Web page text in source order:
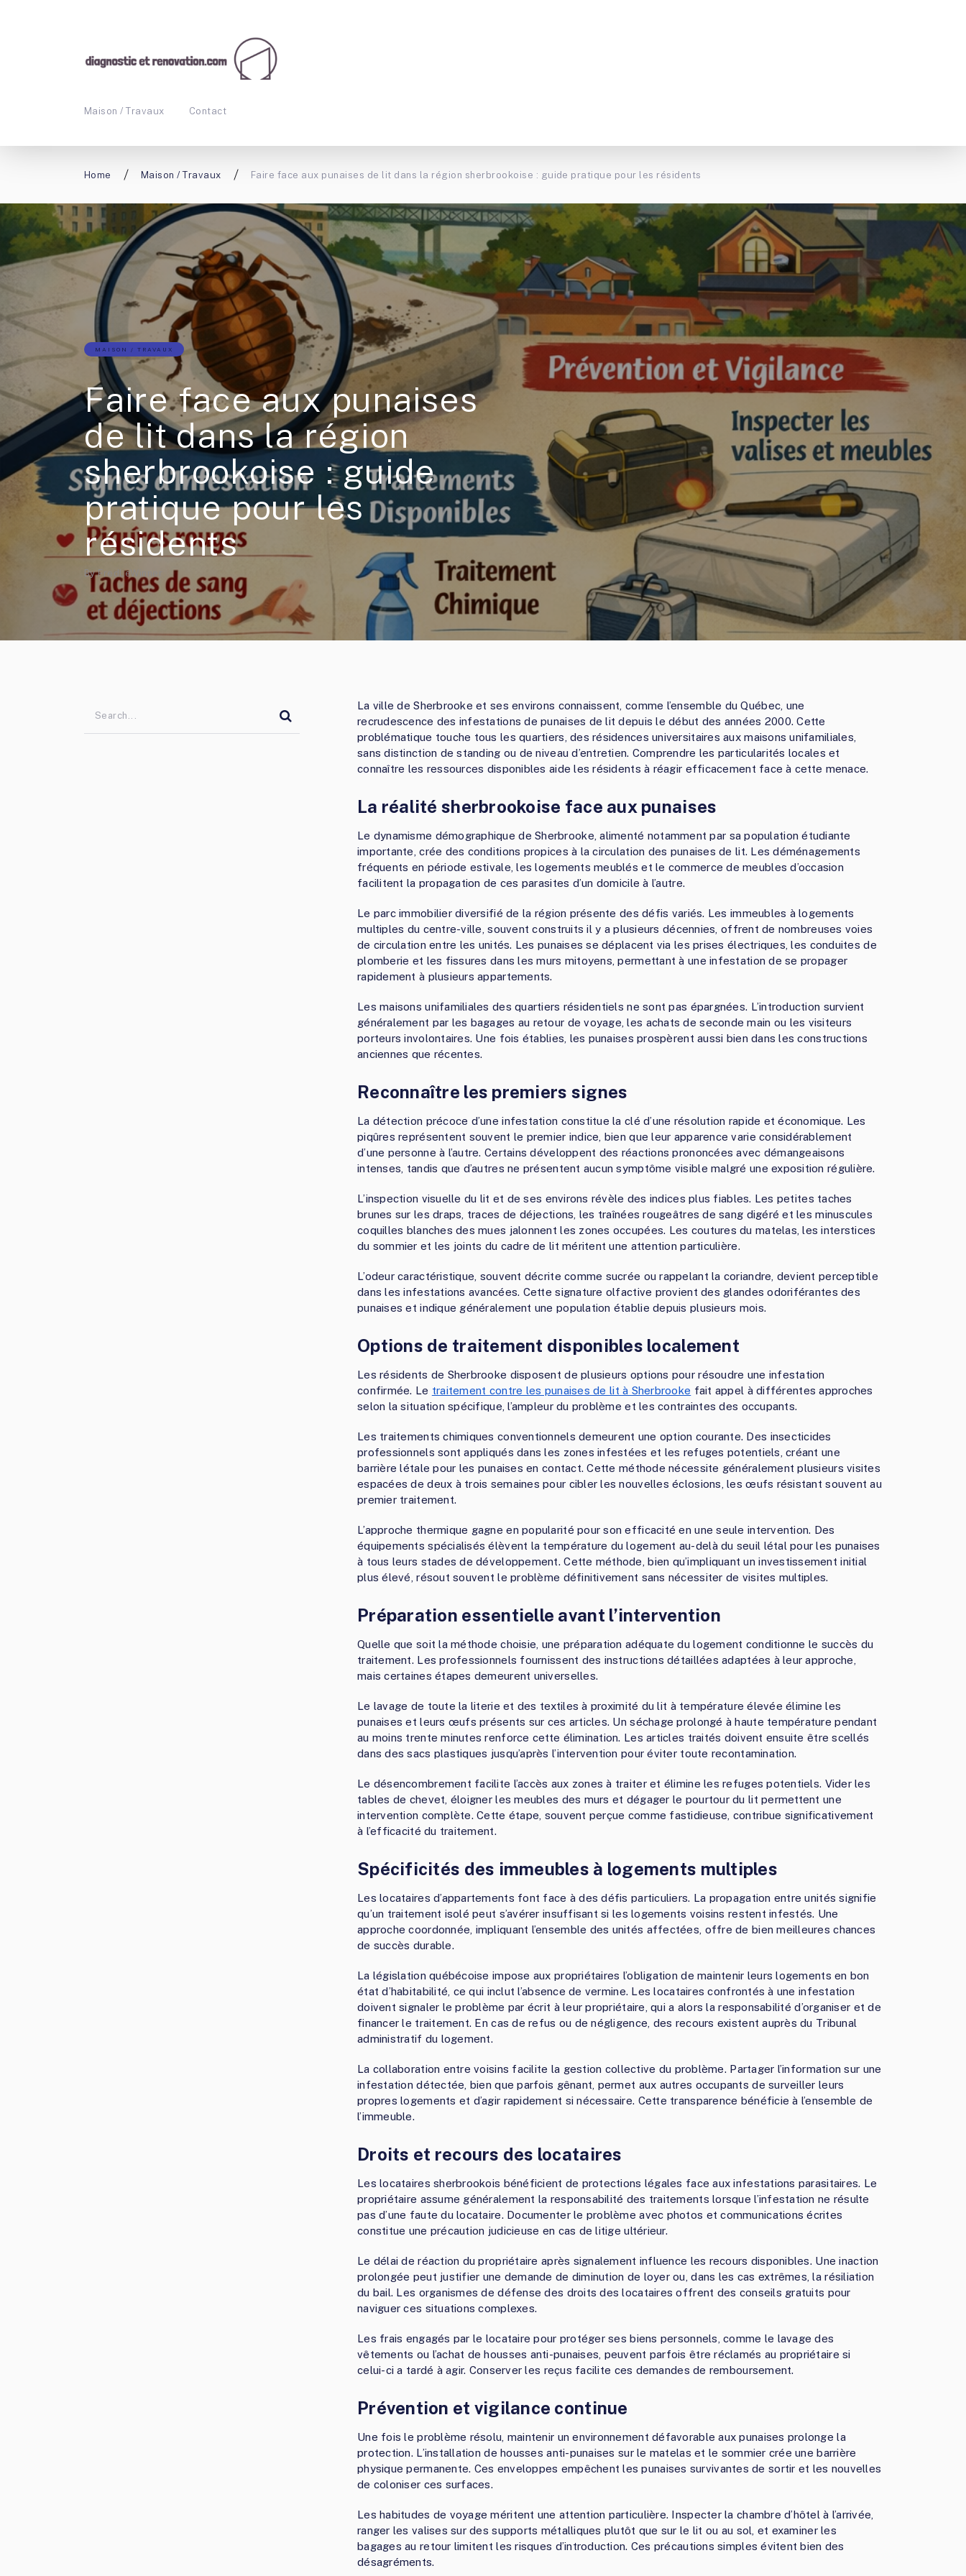
Maison / Travaux Contact
Home Maison / Travaux Faire face aux punaises de lit dans la région sherbrookoise : guide pratique pour les résidents
MAISON / TRAVAUX
Faire face aux punaises
de lit dans la région
sherbrookoise : guide
pratique pour les
résidents
ByFredLeWinner
La ville de Sherbrooke et ses environs connaissent, comme l’ensemble du Québec, une
recrudescence des infestations de punaises de lit depuis le début des années 2000. Cette
problématique touche tous les quartiers, des résidences universitaires aux maisons unifamiliales,
sans distinction de standing ou de niveau d’entretien. Comprendre les particularités locales et
connaître les ressources disponibles aide les résidents à réagir efficacement face à cette menace.
La réalité sherbrookoise face aux punaises
Le dynamisme démographique de Sherbrooke, alimenté notamment par sa population étudiante
importante, crée des conditions propices à la circulation des punaises de lit. Les déménagements
fréquents en période estivale, les logements meublés et le commerce de meubles d’occasion
facilitent la propagation de ces parasites d’un domicile à l’autre.
Le parc immobilier diversifié de la région présente des défis variés. Les immeubles à logements
multiples du centre-ville, souvent construits il y a plusieurs décennies, offrent de nombreuses voies
de circulation entre les unités. Les punaises se déplacent via les prises électriques, les conduites de
plomberie et les fissures dans les murs mitoyens, permettant à une infestation de se propager
rapidement à plusieurs appartements.
Les maisons unifamiliales des quartiers résidentiels ne sont pas épargnées. L’introduction survient
généralement par les bagages au retour de voyage, les achats de seconde main ou les visiteurs
porteurs involontaires. Une fois établies, les punaises prospèrent aussi bien dans les constructions
anciennes que récentes.
Reconnaître les premiers signes
La détection précoce d’une infestation constitue la clé d’une résolution rapide et économique. Les
piqûres représentent souvent le premier indice, bien que leur apparence varie considérablement
d’une personne à l’autre. Certains développent des réactions prononcées avec démangeaisons
intenses, tandis que d’autres ne présentent aucun symptôme visible malgré une exposition régulière.
L’inspection visuelle du lit et de ses environs révèle des indices plus fiables. Les petites taches
brunes sur les draps, traces de déjections, les traînées rougeâtres de sang digéré et les minuscules
coquilles blanches des mues jalonnent les zones occupées. Les coutures du matelas, les interstices
du sommier et les joints du cadre de lit méritent une attention particulière.
L’odeur caractéristique, souvent décrite comme sucrée ou rappelant la coriandre, devient perceptible
dans les infestations avancées. Cette signature olfactive provient des glandes odoriférantes des
punaises et indique généralement une population établie depuis plusieurs mois.
Options de traitement disponibles localement
Les résidents de Sherbrooke disposent de plusieurs options pour résoudre une infestation
confirmée. Le traitement contre les punaises de lit à Sherbrooke fait appel à différentes approches
selon la situation spécifique, l’ampleur du problème et les contraintes des occupants.
Les traitements chimiques conventionnels demeurent une option courante. Des insecticides
professionnels sont appliqués dans les zones infestées et les refuges potentiels, créant une
barrière létale pour les punaises en contact. Cette méthode nécessite généralement plusieurs visites
espacées de deux à trois semaines pour cibler les nouvelles éclosions, les œufs résistant souvent au
premier traitement.
L’approche thermique gagne en popularité pour son efficacité en une seule intervention. Des
équipements spécialisés élèvent la température du logement au-delà du seuil létal pour les punaises
à tous leurs stades de développement. Cette méthode, bien qu’impliquant un investissement initial
plus élevé, résout souvent le problème définitivement sans nécessiter de visites multiples.
Préparation essentielle avant l’intervention
Quelle que soit la méthode choisie, une préparation adéquate du logement conditionne le succès du
traitement. Les professionnels fournissent des instructions détaillées adaptées à leur approche,
mais certaines étapes demeurent universelles.
Le lavage de toute la literie et des textiles à proximité du lit à température élevée élimine les
punaises et leurs œufs présents sur ces articles. Un séchage prolongé à haute température pendant
au moins trente minutes renforce cette élimination. Les articles traités doivent ensuite être scellés
dans des sacs plastiques jusqu’après l’intervention pour éviter toute recontamination.
Le désencombrement facilite l’accès aux zones à traiter et élimine les refuges potentiels. Vider les
tables de chevet, éloigner les meubles des murs et dégager le pourtour du lit permettent une
intervention complète. Cette étape, souvent perçue comme fastidieuse, contribue significativement
à l’efficacité du traitement.
Spécificités des immeubles à logements multiples
Les locataires d’appartements font face à des défis particuliers. La propagation entre unités signifie
qu’un traitement isolé peut s’avérer insuffisant si les logements voisins restent infestés. Une
approche coordonnée, impliquant l’ensemble des unités affectées, offre de bien meilleures chances
de succès durable.
La législation québécoise impose aux propriétaires l’obligation de maintenir leurs logements en bon
état d’habitabilité, ce qui inclut l’absence de vermine. Les locataires confrontés à une infestation
doivent signaler le problème par écrit à leur propriétaire, qui a alors la responsabilité d’organiser et de
financer le traitement. En cas de refus ou de négligence, des recours existent auprès du Tribunal
administratif du logement.
La collaboration entre voisins facilite la gestion collective du problème. Partager l’information sur une
infestation détectée, bien que parfois gênant, permet aux autres occupants de surveiller leurs
propres logements et d’agir rapidement si nécessaire. Cette transparence bénéficie à l’ensemble de
l’immeuble.
Droits et recours des locataires
Les locataires sherbrookois bénéficient de protections légales face aux infestations parasitaires. Le
propriétaire assume généralement la responsabilité des traitements lorsque l’infestation ne résulte
pas d’une faute du locataire. Documenter le problème avec photos et communications écrites
constitue une précaution judicieuse en cas de litige ultérieur.
Le délai de réaction du propriétaire après signalement influence les recours disponibles. Une inaction
prolongée peut justifier une demande de diminution de loyer ou, dans les cas extrêmes, la résiliation
du bail. Les organismes de défense des droits des locataires offrent des conseils gratuits pour
naviguer ces situations complexes.
Les frais engagés par le locataire pour protéger ses biens personnels, comme le lavage des
vêtements ou l’achat de housses anti-punaises, peuvent parfois être réclamés au propriétaire si
celui-ci a tardé à agir. Conserver les reçus facilite ces demandes de remboursement.
Prévention et vigilance continue
Une fois le problème résolu, maintenir un environnement défavorable aux punaises prolonge la
protection. L’installation de housses anti-punaises sur le matelas et le sommier crée une barrière
physique permanente. Ces enveloppes empêchent les punaises survivantes de sortir et les nouvelles
de coloniser ces surfaces.
Les habitudes de voyage méritent une attention particulière. Inspecter la chambre d’hôtel à l’arrivée,
ranger les valises sur des supports métalliques plutôt que sur le lit ou au sol, et examiner les
bagages au retour limitent les risques d’introduction. Ces précautions simples évitent bien des
désagréments.